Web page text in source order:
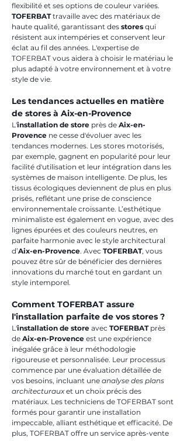
flexibilité et ses options de couleur variées.
TOFERBAT travaille avec des matériaux de
haute qualité, garantissant des stores qui
résistent aux intempéries et conservent leur
éclat au fil des années. L'expertise de
TOFERBAT vous aidera à choisir le matériau le
plus adapté à votre environnement et à votre
style de vie.
Les tendances actuelles en matière
de stores à Aix-en-Provence
L'installation de store près de Aix-en-
Provence ne cesse d'évoluer avec les
tendances modernes. Les stores motorisés,
par exemple, gagnent en popularité pour leur
facilité d'utilisation et leur intégration dans les
systèmes de maison intelligente. De plus, les
tissus écologiques deviennent de plus en plus
prisés, reflétant une prise de conscience
environnementale croissante. L’esthétique
minimaliste est également en vogue, avec des
lignes épurées et des couleurs neutres, en
parfaite harmonie avec le style architectural
d’Aix-en-Provence. Avec TOFERBAT, vous
pouvez être sûr de bénéficier des dernières
innovations du marché tout en gardant un
style intemporel.
Comment TOFERBAT assure
l'installation parfaite de vos stores ?
L'installation de store avec TOFERBAT près
de Aix-en-Provence est une expérience
inégalée grâce à leur méthodologie
rigoureuse et personnalisée. Leur processus
commence par une évaluation détaillée de
vos besoins, incluant une analyse des plans
architecturaux et un choix précis des
matériaux. Les techniciens de TOFERBAT sont
formés pour garantir une installation
impeccable, alliant esthétique et efficacité. De
plus, TOFERBAT offre un service après-vente